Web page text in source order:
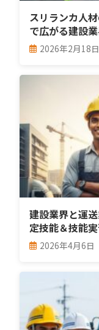
スリランカ人
で広がる建設
2026年2月18日
建設業界と運
定技能＆技能
2026年4月6日